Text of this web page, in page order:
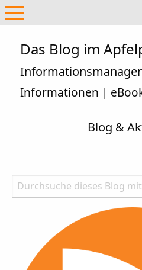
Das Blog im
Informationen |
Blog &